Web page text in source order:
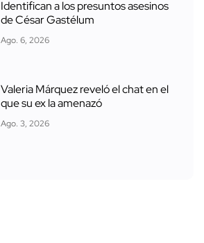
Identifican a los presuntos asesinos
de César Gastélum
Ago. 6, 2026
Valeria Márquez reveló el chat en el
que su ex la amenazó
Ago. 3, 2026